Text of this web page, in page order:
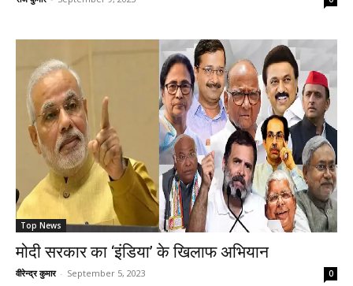
Top News
मोदी सरकार का ‘इंडिया’ के खिलाफ अभियान
वीरेन्द्र कुमार - September 5, 2023 0